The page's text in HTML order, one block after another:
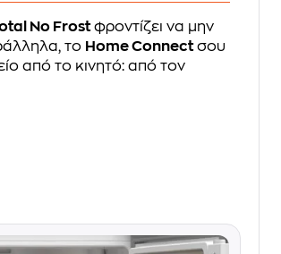
No Frostφροντίζει να μην
το Home Connectσου
από το κινητό: από τον